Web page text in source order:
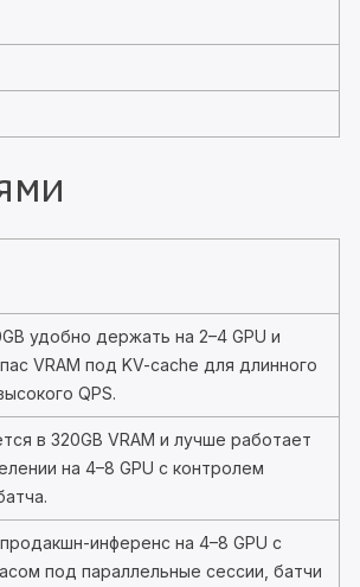
удобно держать на 2–4 GPU и
VRAM под KV-cache для длинного
QPS.
в 320GB VRAM и лучше работает
на 4–8 GPU с контролем
инференс на 4–8 GPU с
под параллельные сессии, батчи